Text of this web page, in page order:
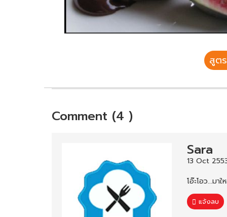
สูต
Comment (4 )
Sara
13 Oct
โอ๊ะโอว...มา
แจ้งลบ